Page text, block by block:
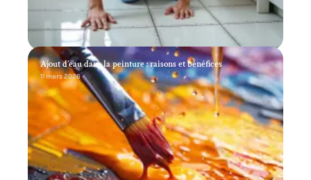
Ajout d’eau dans la peinture : raisons et bénéfices
11 mars 2026